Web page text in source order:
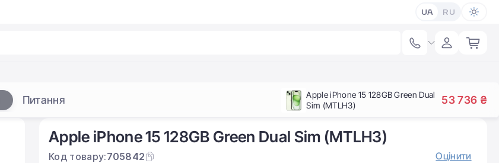
UA RU
Питання
Apple iPhone 15 128GB Green Dual
Sim (MTLH3)
53 736 ₴
Apple iPhone 15 128GB Green Dual Sim (MTLH3)
Код товару:705842 Оцінити